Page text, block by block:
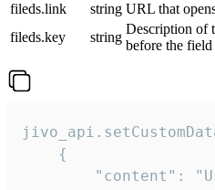
fileds.link
string URL that
fileds.key
string
Description of
before the field
    {
"content":